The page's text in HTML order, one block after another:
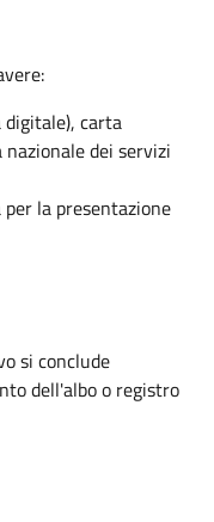
digitale), carta
dei servizi
la presentazione
si conclude
dell'albo o registro